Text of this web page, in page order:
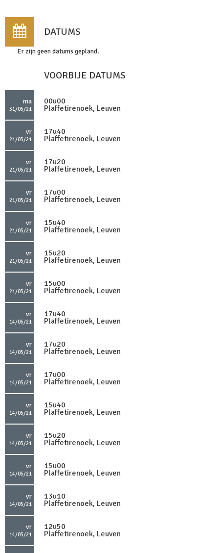
DATUMS
Er zijn geen datums gepland.
VOORBIJE DATUMS
ma
31/05/21
00u00
Plaffetirenoek, Leuven
vr
21/05/21
17u40
Plaffetirenoek, Leuven
vr
21/05/21
17u20
Plaffetirenoek, Leuven
vr
21/05/21
17u00
Plaffetirenoek, Leuven
vr
21/05/21
15u40
Plaffetirenoek, Leuven
vr
21/05/21
15u20
Plaffetirenoek, Leuven
vr
21/05/21
15u00
Plaffetirenoek, Leuven
vr
14/05/21
17u40
Plaffetirenoek, Leuven
vr
14/05/21
17u20
Plaffetirenoek, Leuven
vr
14/05/21
17u00
Plaffetirenoek, Leuven
vr
14/05/21
15u40
Plaffetirenoek, Leuven
vr
14/05/21
15u20
Plaffetirenoek, Leuven
vr
14/05/21
15u00
Plaffetirenoek, Leuven
vr
14/05/21
13u10
Plaffetirenoek, Leuven
vr
14/05/21
12u50
Plaffetirenoek, Leuven